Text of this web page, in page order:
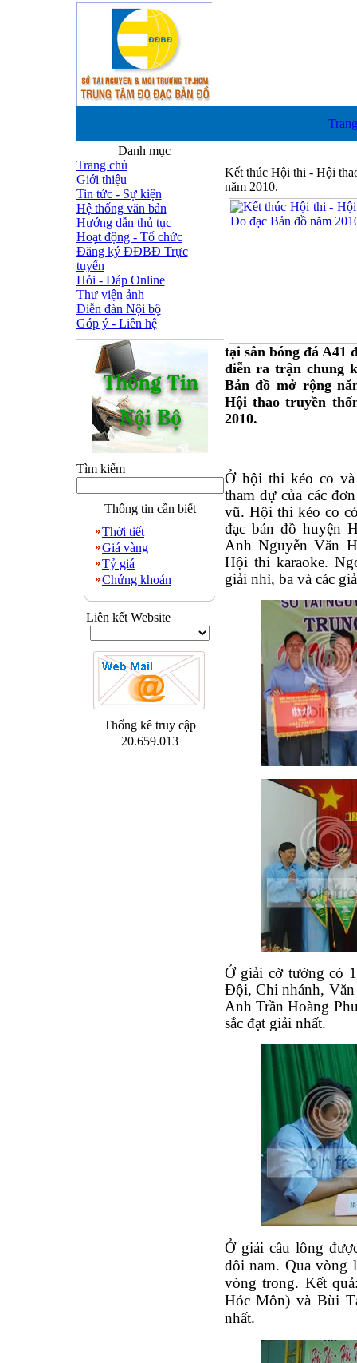
Danh mục
Trang chủ
Giới thiệu
Tin tức - Sự kiện
Hệ thống văn bản
Hướng dẫn thủ tục
Hoạt động - Tổ chức
Đăng ký ĐĐBĐ Trực
tuyến
Hỏi - Đáp Online
Thư viện ảnh
Diễn đàn Nội bộ
Góp ý - Liên hệ
Tìm kiếm
Thông tin cần biết
Thời tiết
Giá vàng
Tỷ giá
Chứng khoán
Liên kết Website
Thống kê truy cập
20.659.013
Kết thúc Hội thi - Hội
năm 2010.
tại sân bóng đá A41
diễn ra trận chung
Bản đồ mở rộng
Hội thao truyền
2010.
Ở hội thi kéo co
tham dự của các
vũ. Hội thi kéo co
đạc bản đồ huyện
Anh Nguyễn Văn
Hội thi karaoke.
giải nhì, ba và các
Ở giải cờ tướng có
Đội, Chi nhánh, Văn
Anh Trần Hoàng
sắc đạt giải nhất.
Ở giải cầu lông
đôi nam. Qua vòng
vòng trong. Kết
Hóc Môn) và Bùi
nhất.